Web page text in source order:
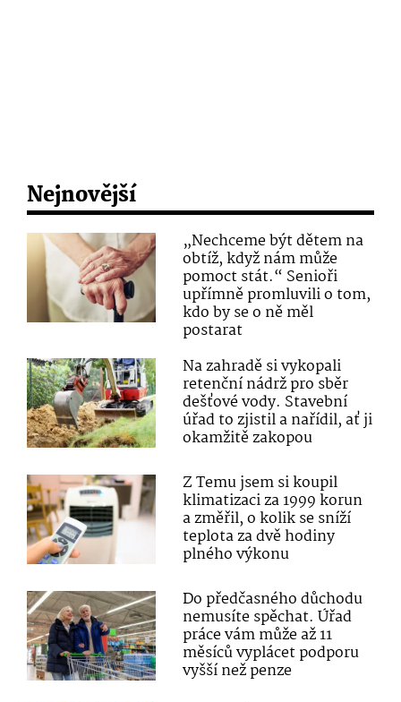
Nejnovější
„Nechceme být dětem na
obtíž, když nám může
pomoct stát.“ Senioři
upřímně promluvili o tom,
kdo by se o ně měl
postarat
Na zahradě si vykopali
retenční nádrž pro sběr
dešťové vody. Stavební
úřad to zjistil a nařídil, ať ji
okamžitě zakopou
Z Temu jsem si koupil
klimatizaci za 1999 korun
a změřil, o kolik se sníží
teplota za dvě hodiny
plného výkonu
Do předčasného důchodu
nemusíte spěchat. Úřad
práce vám může až 11
měsíců vyplácet podporu
vyšší než penze